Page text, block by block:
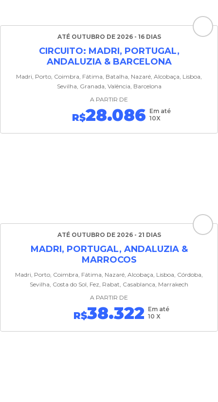
ATÉ OUTUBRO DE 2026 - 16 DIAS
CIRCUITO: MADRI, PORTUGAL,
ANDALUZIA & BARCELONA
Madri, Porto, Coimbra, Fátima, Batalha, Nazaré, Alcobaça, Lisboa,
Sevilha, Granada, Valência, Barcelona
A PARTIR DE
R$28.086 Em até
10X
ATÉ OUTUBRO DE 2026 - 21 DIAS
MADRI, PORTUGAL, ANDALUZIA &
MARROCOS
Madri, Porto, Coimbra, Fátima, Nazaré, Alcobaça, Lisboa, Córdoba,
Sevilha, Costa do Sol, Fez, Rabat, Casablanca, Marrakech
A PARTIR DE
R$38.322 Em até
10 X